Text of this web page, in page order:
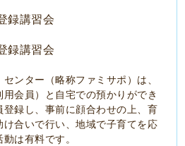
録講習会
録講習会
ンター（略称ファミサポ）は、
会員）と自宅での預かりができ
録し、事前に顔合わせの上、育
け合いで行い、地域で子育てを応
は有料です。